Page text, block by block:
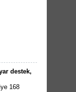
destek,
168